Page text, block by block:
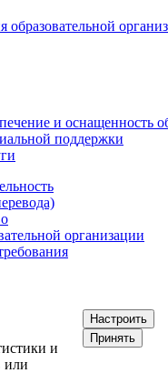
и оснащенность
поддержки
организации
и
или
Настроить
Принять